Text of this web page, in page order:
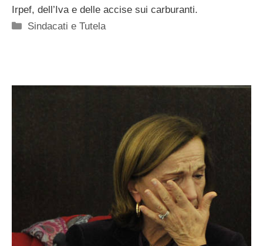
Irpef, dell’Iva e delle accise sui carburanti.
Categorie
Sindacati e Tutela